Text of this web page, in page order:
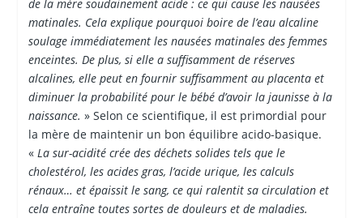
de la mère soudainement acide : ce qui cause les nausées
matinales. Cela explique pourquoi boire de l’eau alcaline
soulage immédiatement les nausées matinales des femmes
enceintes. De plus, si elle a suffisamment de réserves
alcalines, elle peut en fournir suffisamment au placenta et
diminuer la probabilité pour le bébé d’avoir la jaunisse à la
naissance. » Selon ce scientifique, il est primordial pour
la mère de maintenir un bon équilibre acido-basique.
« La sur-acidité crée des déchets solides tels que le
cholestérol, les acides gras, l’acide urique, les calculs
rénaux… et épaissit le sang, ce qui ralentit sa circulation et
cela entraîne toutes sortes de douleurs et de maladies.